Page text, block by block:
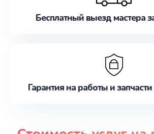
Бесплатный выезд мастера
Гарантия на работы и